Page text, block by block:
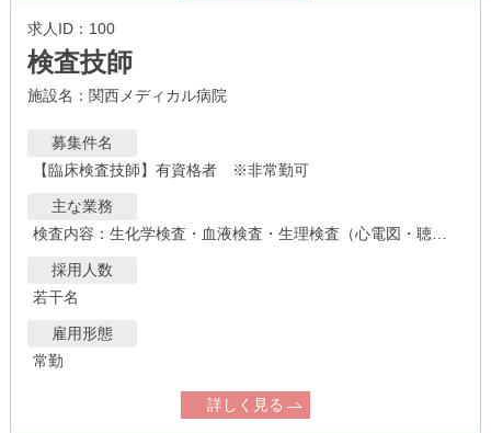
求人ID：100
検査技師
施設名：関西メディカル病院
募集件名
【臨床検査技師】有資格者 ※非常勤可
主な業務
検査内容：生化学検査・血液検査・生理検査（心電図・聴力など）・輸血検査など
採用人数
若干名
雇用形態
常勤
詳しく見る